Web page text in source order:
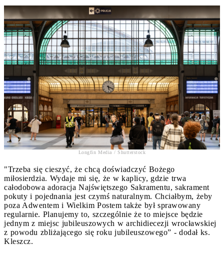
Longfin Media / Shutterstock
"Trzeba się cieszyć, że chcą doświadczyć Bożego
miłosierdzia. Wydaje mi się, że w kaplicy, gdzie trwa
całodobowa adoracja Najświętszego Sakramentu, sakrament
pokuty i pojednania jest czymś naturalnym. Chciałbym, żeby
poza Adwentem i Wielkim Postem także był sprawowany
regularnie. Planujemy to, szczególnie że to miejsce będzie
jednym z miejsc jubileuszowych w archidiecezji wrocławskiej
z powodu zbliżającego się roku jubileuszowego” - dodał ks.
Kleszcz.